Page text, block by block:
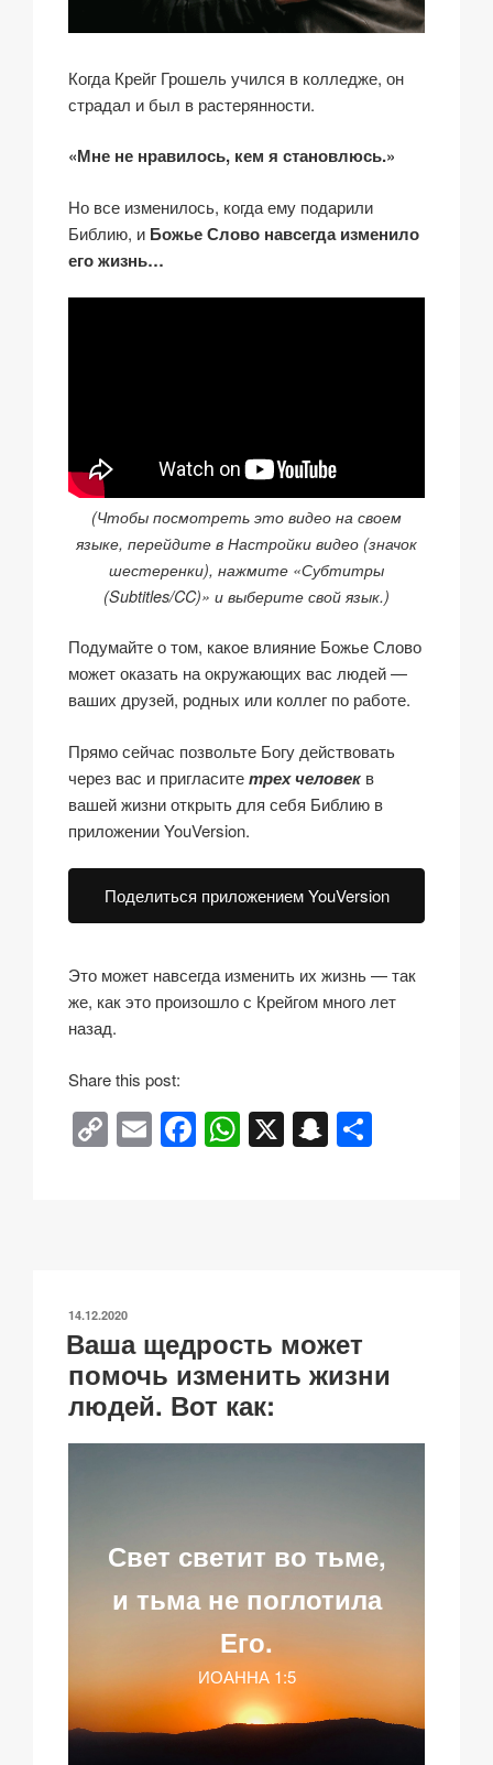
Когда Крейг Грошель учился в колледже, он
страдал и был в растерянности.
«Мне не нравилось, кем я становлюсь.»
Но все изменилось, когда ему подарили
Библию, и Божье Слово навсегда изменило
его жизнь…
(Чтобы посмотреть это видео на своем
языке, перейдите в Настройки видео (значок
шестеренки), нажмите «Субтитры
(Subtitles/CC)» и выберите свой язык.)
Подумайте о том, какое влияние Божье Слово
может оказать на окружающих вас людей —
ваших друзей, родных или коллег по работе.
Прямо сейчас позвольте Богу действовать
через вас и пригласитетрех человек в
вашей жизни открыть для себя Библию в
приложении YouVersion.
Поделиться приложением YouVersion
Это может навсегда изменить их жизнь — так
же, как это произошло с Крейгом много лет
назад.
Share this post:
C
o
n
k
E
m
F
a
o
k
W
h
p
X S
n
at
ОПУБЛИКОВАНО
14.12.2020
Ваша щедрость может
помочь изменить жизни
людей. Вот как:
Свет светит во тьме,
и тьма не поглотила
Его.
ИОАННА 1:5